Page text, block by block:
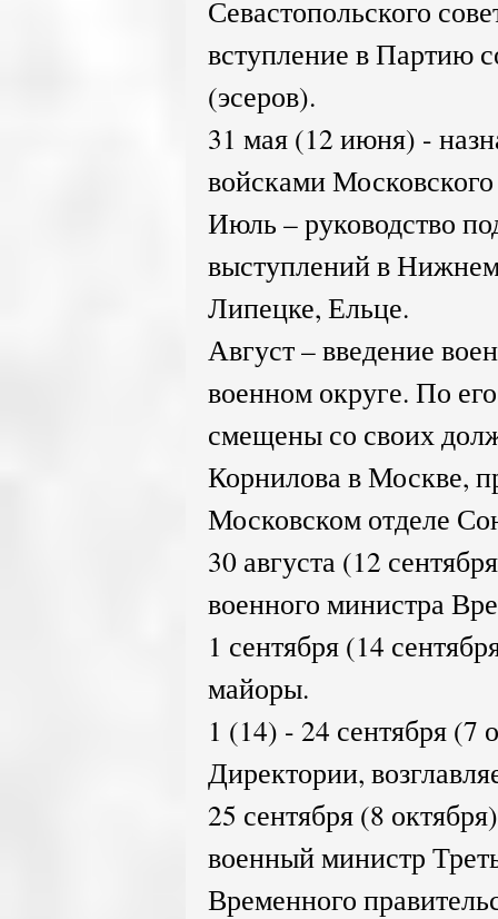
Севастопольского
вступление в Партию
(эсеров).
31 мая (12 июня) -
войсками
Июль – руководство
выступлений в
Липецке, Ельце.
Август – введение
военном округе. По
смещены со своих
Корнилова в Москве,
Московском отделе
30 августа (12
военного министра
1 сентября (14
майоры.
1 (14) - 24 сентября (7
Директории,
25 сентября (8
военный министр
Временного